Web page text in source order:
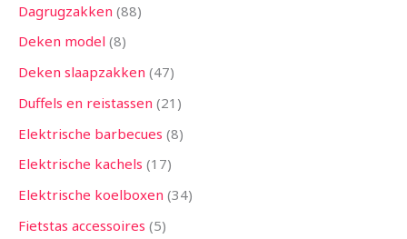
Dagrugzakken 88
Deken model 8
Deken slaapzakken 47
Duffels en reistassen 21
Elektrische barbecues 8
Elektrische kachels 17
Elektrische koelboxen 34
Fietstas accessoires 5